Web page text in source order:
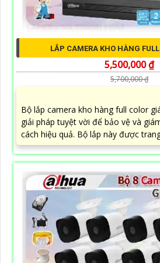
LẮP CAMERA KHO HÀNG FULL
5,500,000 ₫
5,700,000 ₫
Bộ lắp camera kho hàng full color
giải pháp tuyệt vời để bảo vệ và
cách hiệu quả. Bộ lắp này được